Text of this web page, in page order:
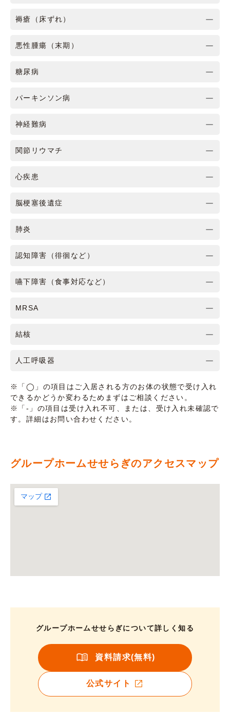
褥瘡（床ずれ）
悪性腫瘍（末期）
糖尿病
パーキンソン病
神経難病
関節リウマチ
心疾患
脳梗塞後遺症
肺炎
認知障害（徘徊など）
嚥下障害（食事対応など）
MRSA
結核
人工呼吸器
※「◯」の項目はご入居される方のお体の状態で受け入れ
できるかどうか変わるためまずはご相談ください。
※「-」の項目は受け入れ不可、または、受け入れ未確認で
す。詳細はお問い合わせください。
グループホームせせらぎのアクセスマップ
グループホームせせらぎについて詳しく知る
資料請求(無料)
公式サイト